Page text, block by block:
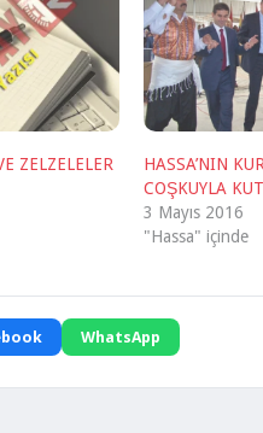
ZELZELELER
HASSA’NIN
COŞKUYLA
3 Mayıs 2016
"Hassa" içinde
WhatsApp